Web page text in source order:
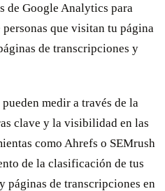
de Google Analytics para
que visitan tu página
de transcripciones y
pueden medir a través de la
clave y la visibilidad en las
como Ahrefs o SEMrush
de la clasificación de tus
páginas de transcripciones en